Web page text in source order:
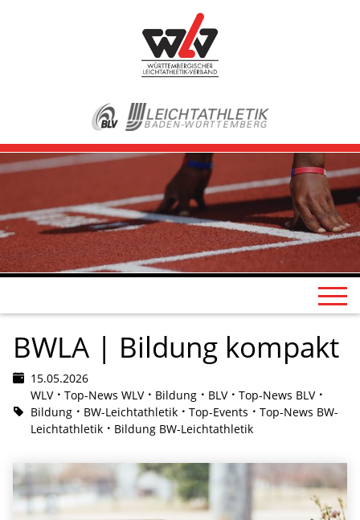
BWLA | Bildung kompakt
15.05.2026
WLV
Top-News WLV Bildung BLV
Top-News BLV
Bildung
BW-Leichtathletik Top-Events
Top-News BW-
Leichtathletik
Bildung BW-Leichtathletik